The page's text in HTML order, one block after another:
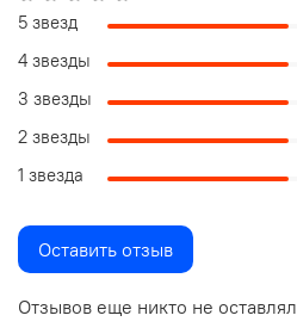
Отзывов еще никто не оставлял
5 звезд
4 звезды
3 звезды
2 звезды
1 звезда
Оставить отзыв